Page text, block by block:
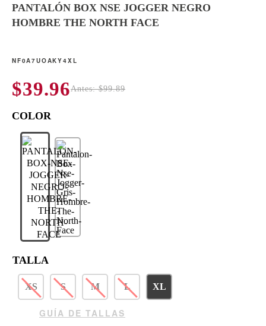
PANTALÓN BOX NSE JOGGER NEGRO
HOMBRE THE NORTH FACE
NF0A7UOAKY4XL
$39.96Antes: $99.89
TALLA
XS S M L XL
GUÍA DE TALLAS